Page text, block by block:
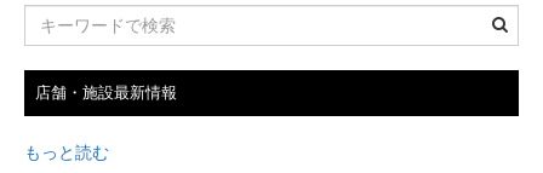
店舗・施設最新情報
もっと読む